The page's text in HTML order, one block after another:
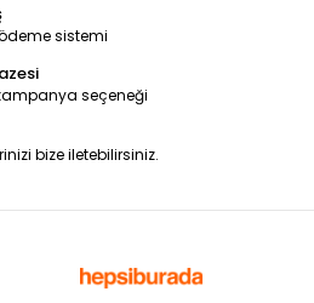
sistemi
seçeneği
bize iletebilirsiniz.